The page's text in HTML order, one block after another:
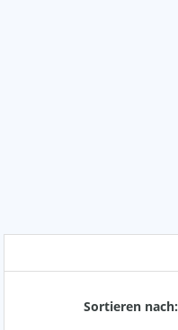
Sortieren nach: